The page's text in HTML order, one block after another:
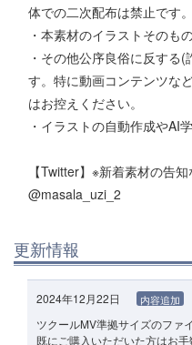
体での二次配布は禁止です
・本素材のイラストそのも
・その他公序良俗に反する
す。特に動画コンテンツな
はお控えください。
・イラストの自動作成やAI
【Twitter】※新着素材の告
@masala_uzi_2
更新情報
2024年12月22日 内容追加
ツクールMV準拠サイズのファ
既にご購入いただいた方はお手